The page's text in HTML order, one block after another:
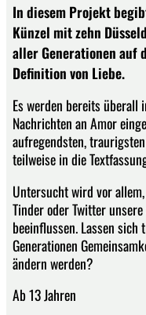
In diesem Projekt
Künzel mit zehn
aller Generationen auf
Definition von Liebe.
Es werden bereits
Nachrichten an Amor
aufregendsten,
teilweise in die
Untersucht wird vor
Tinder oder Twitter
beeinflussen. Lassen
Generationen
ändern werden?
Ab 13 Jahren